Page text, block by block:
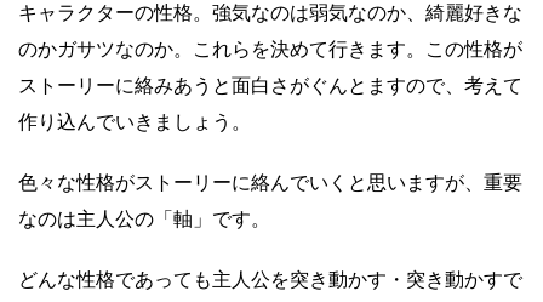
キャラクターの性格。強気なのは弱気なのか、綺麗好きな
のかガサツなのか。これらを決めて行きます。この性格が
ストーリーに絡みあうと面白さがぐんとますので、考えて
作り込んでいきましょう。
色々な性格がストーリーに絡んでいくと思いますが、重要
なのは主人公の「軸」です。
どんな性格であっても主人公を突き動かす・突き動かすで